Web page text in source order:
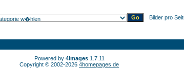
Bilder pro
Powered by 4images1.7.11
Copyright © 2002-2026 4homepages.de